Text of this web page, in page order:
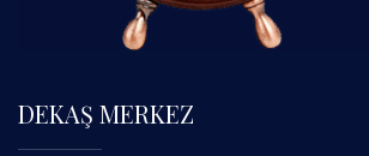
DEKAŞ MERKEZ